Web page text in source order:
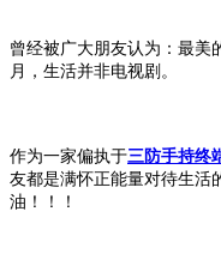
曾经被广大朋友认为：最美
月，生活并非电视剧。
作为一家偏执于三防手持终
友都是满怀正能量对待生活
油！！！